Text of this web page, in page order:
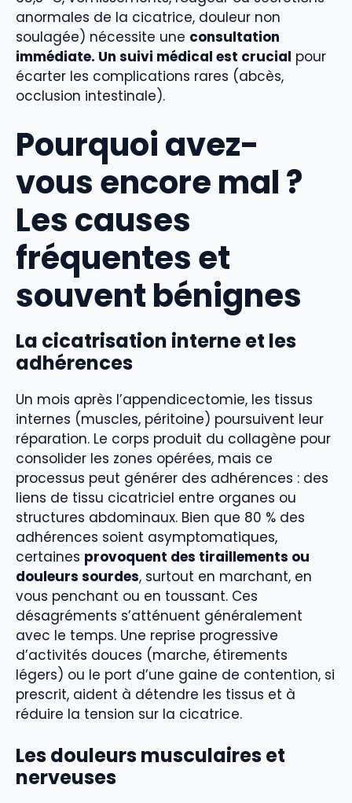
anormales de la cicatrice, douleur non
soulagée) nécessite une consultation
immédiate. Un suivi médical est crucial pour
écarter les complications rares (abcès,
occlusion intestinale).
Pourquoi avez-
vous encore mal ?
Les causes
fréquentes et
souvent bénignes
La cicatrisation interne et les
adhérences
Un mois après l’appendicectomie, les tissus
internes (muscles, péritoine) poursuivent leur
réparation. Le corps produit du collagène pour
consolider les zones opérées, mais ce
processus peut générer des adhérences : des
liens de tissu cicatriciel entre organes ou
structures abdominaux. Bien que 80 % des
adhérences soient asymptomatiques,
certaines provoquent des tiraillements ou
douleurs sourdes, surtout en marchant, en
vous penchant ou en toussant. Ces
désagréments s’atténuent généralement
avec le temps. Une reprise progressive
d’activités douces (marche, étirements
légers) ou le port d’une gaine de contention, si
prescrit, aident à détendre les tissus et à
réduire la tension sur la cicatrice.
Les douleurs musculaires et
nerveuses